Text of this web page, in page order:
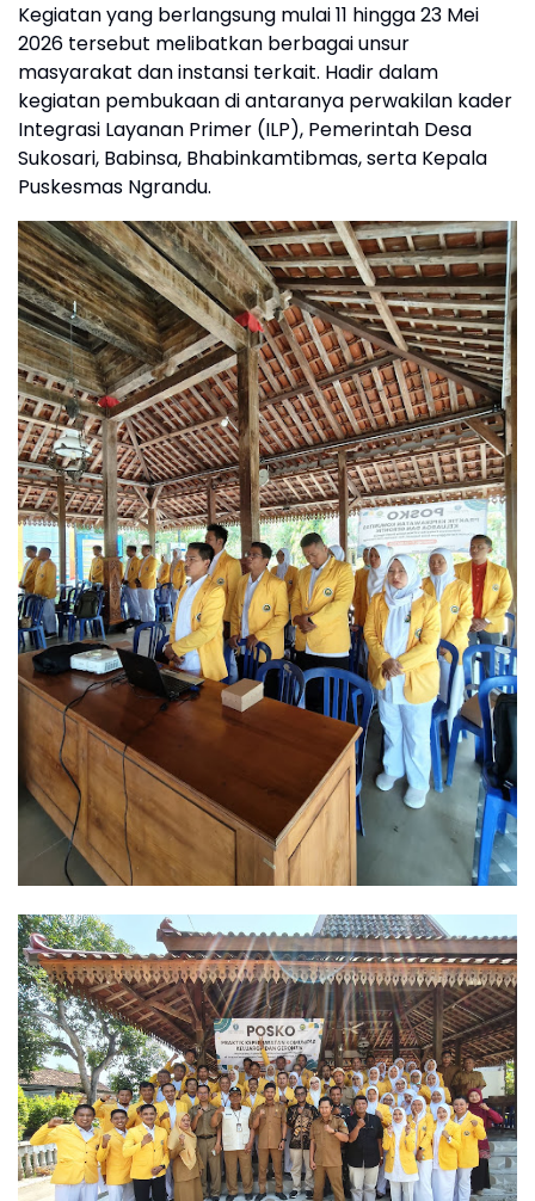
Kegiatan yang berlangsung mulai 11 hingga 23 Mei
2026 tersebut melibatkan berbagai unsur
masyarakat dan instansi terkait. Hadir dalam
kegiatan pembukaan di antaranya perwakilan kader
Integrasi Layanan Primer (ILP), Pemerintah Desa
Sukosari, Babinsa, Bhabinkamtibmas, serta Kepala
Puskesmas Ngrandu.